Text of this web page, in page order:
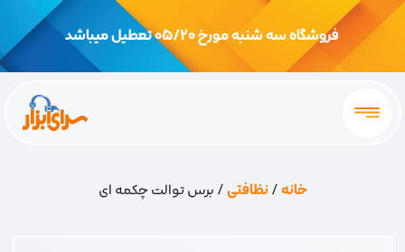
فروشگاه سه شنبه مورخ 05/20 تعطیل میباشد
خانه/نظافتی/ برس توالت چکمه ای